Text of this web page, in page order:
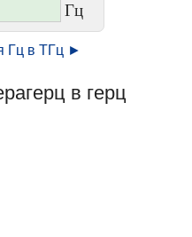
Гц
Гц в ТГц ►
в герц